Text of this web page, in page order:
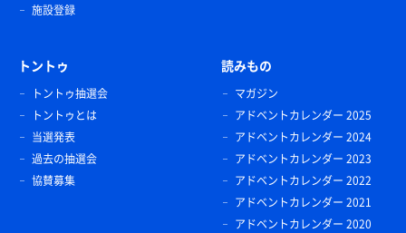
施設登録
トントゥ
トントゥ抽選会
トントゥとは
当選発表
過去の抽選会
協賛募集
読みもの
マガジン
アドベントカレンダー 2025
アドベントカレンダー 2024
アドベントカレンダー 2023
アドベントカレンダー 2022
アドベントカレンダー 2021
アドベントカレンダー 2020